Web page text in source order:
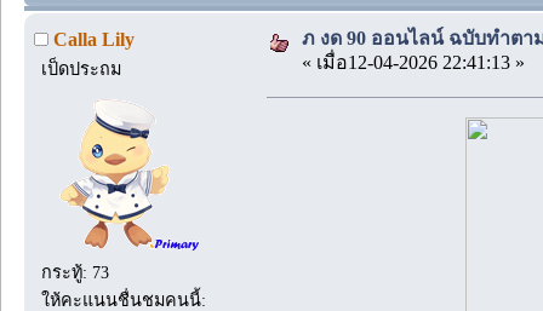
Calla Lily
เป็ดประถม
กระทู้: 73
ให้คะแนนชื่นชมคนนี้:
ภ งด 90 ออนไลน์ ฉบับทำต
« เมื่อ12-04-2026 22:41:13 »